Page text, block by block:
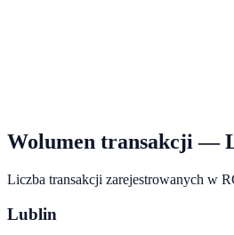
Wolumen transakcji —
Liczba transakcji zarejestrowanych w
Lublin